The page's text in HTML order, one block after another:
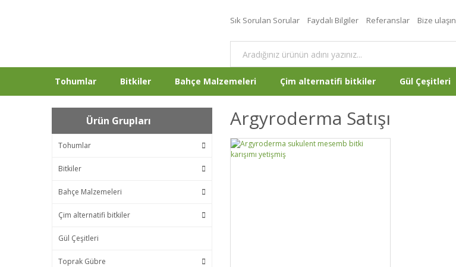
Sık Sorulan Sorular Faydalı Bilgiler Referanslar Bize ulaşın
Tohumlar Bitkiler Bahçe Malzemeleri Çim alternatifi bitkiler Gül Çeşitleri
Ürün Grupları
Tohumlar
Bitkiler
Bahçe Malzemeleri
Çim alternatifi bitkiler
Gül Çeşitleri
Toprak Gübre
Argyroderma Satışı